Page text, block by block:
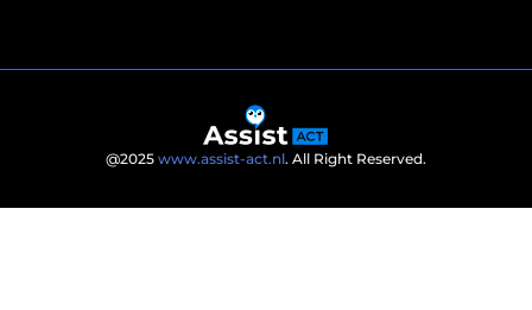
@2025 www.assist-act.nl. All Right Reserved.